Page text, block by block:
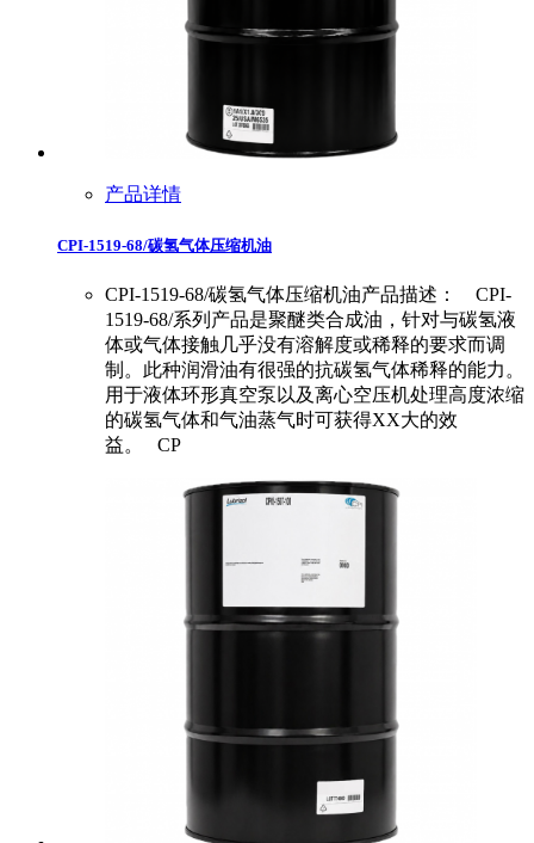
产品详情
CPI-1519-68/碳氢气体压缩机油
CPI-1519-68/碳氢气体压缩机油产品描述： CPI-
1519-68/系列产品是聚醚类合成油，针对与碳氢液
体或气体接触几乎没有溶解度或稀释的要求而调
制。此种润滑油有很强的抗碳氢气体稀释的能力。
用于液体环形真空泵以及离心空压机处理高度浓缩
的碳氢气体和气油蒸气时可获得XX大的效
益。 CP